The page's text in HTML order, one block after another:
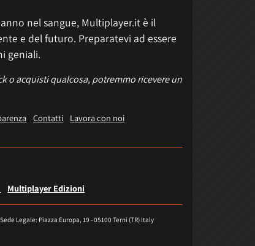
nel sangue, Multiplayer.it è il
e del futuro. Preparatevi ad essere
geniali.
o acquisti qualcosa, potremmo ricevere un
Contatti
Lavora con noi
Multiplayer Edizioni
Legale: Piazza Europa, 19 - 05100 Terni (TR) Italy